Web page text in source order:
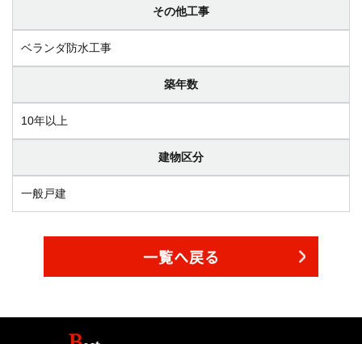
その他工事
ベランダ防水工事
築年数
10年以上
建物区分
一般戸建
一覧へ戻る